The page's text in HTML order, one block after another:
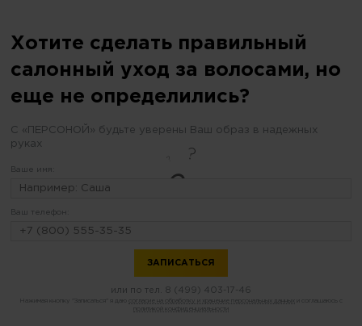
Хотите сделать правильный
салонный уход за волосами, но
еще не определились?
С «ПЕРСОНОЙ» будьте уверены Ваш образ в надежных
руках
Ваше имя:
Ваш телефон:
или по тел. 8 (499) 403-17-46
Нажимая кнопку "Записаться" я даю согласие на обработку и хранение персональных данных
политикой конфиденциальности